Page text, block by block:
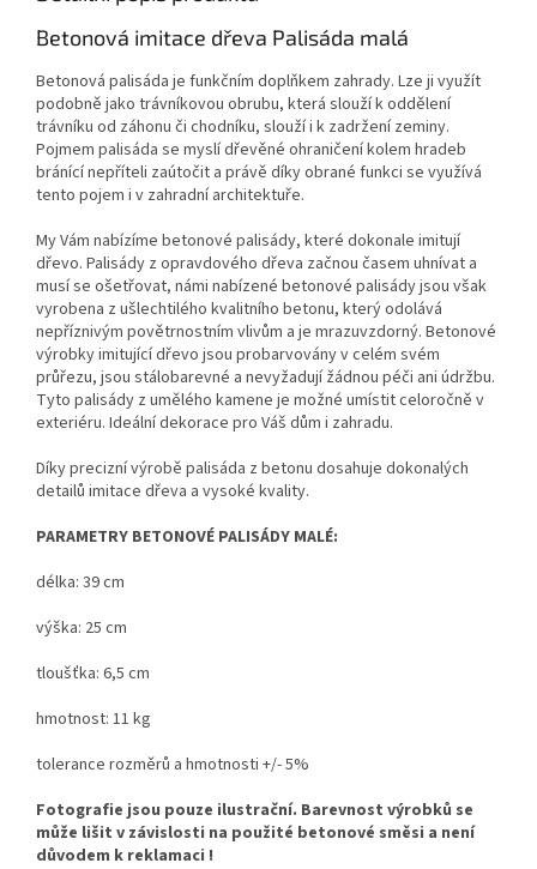
Betonová imitace dřeva Palisáda malá
Betonová palisáda je funkčním doplňkem zahrady. Lze ji využít
podobně jako trávníkovou obrubu, která slouží k oddělení
trávníku od záhonu či chodníku, slouží i k zadržení zeminy.
Pojmem palisáda se myslí dřevěné ohraničení kolem hradeb
bránící nepříteli zaútočit a právě díky obrané funkci se využívá
tento pojem i v zahradní architektuře.
My Vám nabízíme betonové palisády, které dokonale imitují
dřevo. Palisády z opravdového dřeva začnou časem uhnívat a
musí se ošetřovat, námi nabízené betonové palisády jsou však
vyrobena z ušlechtilého kvalitního betonu, který odolává
nepříznivým povětrnostním vlivům a je mrazuvzdorný. Betonové
výrobky imitující dřevo jsou probarvovány v celém svém
průřezu, jsou stálobarevné a nevyžadují žádnou péči ani údržbu.
Tyto palisády z umělého kamene je možné umístit celoročně v
exteriéru. Ideální dekorace pro Váš dům i zahradu.
Díky precizní výrobě palisáda z betonu dosahuje dokonalých
detailů imitace dřeva a vysoké kvality.
PARAMETRY BETONOVÉ PALISÁDY MALÉ:
délka: 39 cm
výška: 25 cm
tloušťka: 6,5 cm
hmotnost: 11 kg
tolerance rozměrů a hmotnosti +/- 5%
Fotografie jsou pouze ilustrační. Barevnost výrobků se
může lišit v závislosti na použité betonové směsi a není
důvodem k reklamaci !